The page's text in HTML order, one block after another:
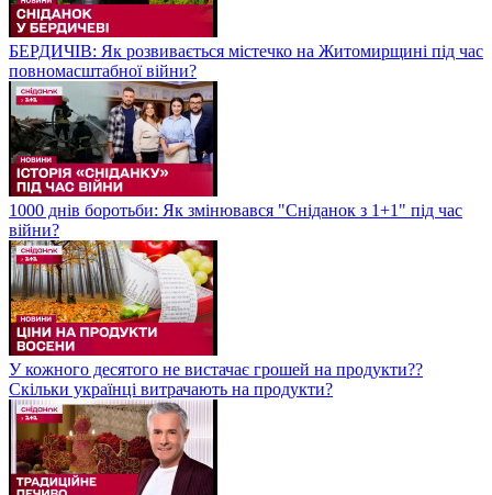
БЕРДИЧІВ: Як розвивається містечко на Житомирщині під час
повномасштабної війни?
1000 днів боротьби: Як змінювався "Сніданок з 1+1" під час
війни?
У кожного десятого не вистачає грошей на продукти??
Скільки українці витрачають на продукти?